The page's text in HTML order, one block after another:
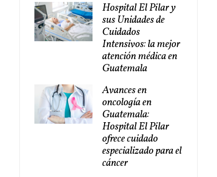
Hospital El Pilar y
sus Unidades de
Cuidados
Intensivos: la mejor
atención médica en
Guatemala
Avances en
oncología en
Guatemala:
Hospital El Pilar
ofrece cuidado
especializado para el
cáncer